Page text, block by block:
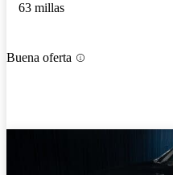
63 millas
Buena oferta